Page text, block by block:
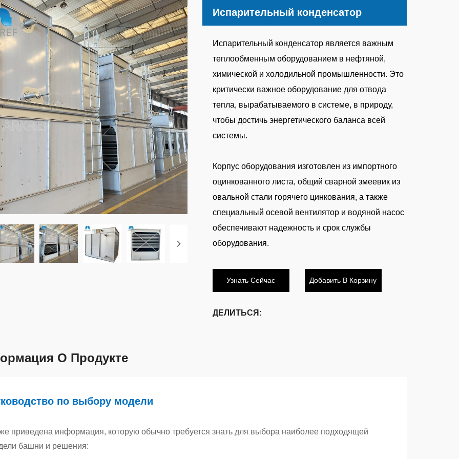
Испарительный конденсатор
Испарительный конденсатор является важным
теплообменным оборудованием в нефтяной,
химической и холодильной промышленности. Это
критически важное оборудование для отвода
тепла, вырабатываемого в системе, в природу,
чтобы достичь энергетического баланса всей
системы.
Корпус оборудования изготовлен из импортного
оцинкованного листа, общий сварной змеевик из
овальной стали горячего цинкования, а также
специальный осевой вентилятор и водяной насос
обеспечивают надежность и срок службы
оборудования.
Узнать Сейчас Добавить В Корзину
ДЕЛИТЬСЯ:
О Продукте
по выбору модели
приведена информация, которую обычно требуется знать для выбора наиболее подходящей
башни и решения: